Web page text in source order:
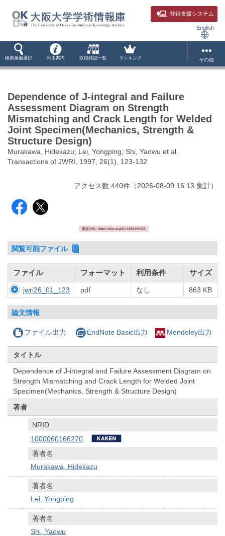
登録支援システム
English
検索画面選択 利用案内 収録雑誌一覧 ランキング その他
Dependence of J-integral and Failure
Assessment Diagram on Strength
Mismatching and Crack Length for Welded
Joint Specimen(Mechanics, Strength &
Structure Design)
Murakawa, Hidekazu; Lei, Yongping; Shi, Yaowu et al.
Transactions of JWRI, 1997, 26(1), 123-132
アクセス数:440件 （2026-08-09 16:13 集計）
固定URL: https://doi.org/10.18910/9325
閲覧可能ファイル
ファイル フォーマット 利用条件 サイズ
jwri26_01_123 pdf なし 863 KB
論文情報
ファイル出力 EndNote Basic出力 Mendeley出力
タイトル
Dependence of J-integral and Failure Assessment Diagram on
Strength Mismatching and Crack Length for Welded Joint
Specimen(Mechanics, Strength & Structure Design)
著者
NRID
1000060166270
著者名
Murakawa, Hidekazu
著者名
Lei, Yongping
著者名
Shi, Yaowu